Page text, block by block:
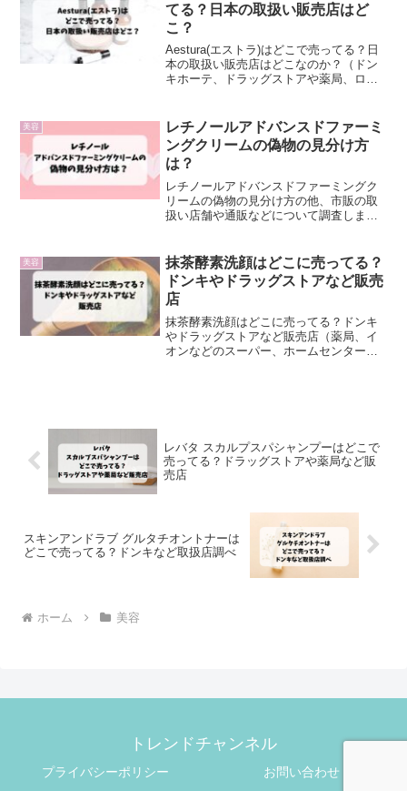
てる？日本の取扱い販売店はど
こ？
Aestura(エストラ)はどこで売ってる？日
本の取扱い販売店はどこなのか？（ドン
キホーテ、ドラッグストアや薬局、ロフ
美容
レチノールアドバンスドファーミ
ングクリームの偽物の見分け方
は？
レチノールアドバンスドファーミングク
リームの偽物の見分け方の他、市販の取
扱い店舗や通販などについて調査しまし
美容
抹茶酵素洗顔はどこに売ってる？
ドンキやドラッグストアなど販売
店
抹茶酵素洗顔はどこに売ってる？ドンキ
やドラッグストアなど販売店（薬局、イ
オンなどのスーパー、ホームセンターロ
レバタ スカルプスパシャンプーはどこで
売ってる？ドラッグストアや薬局など販
売店
スキンアンドラブ グルタチオントナーは
どこで売ってる？ドンキなど取扱店調べ
ホーム 美容
トレンドチャンネル
プライバシーポリシー お問い合わせ